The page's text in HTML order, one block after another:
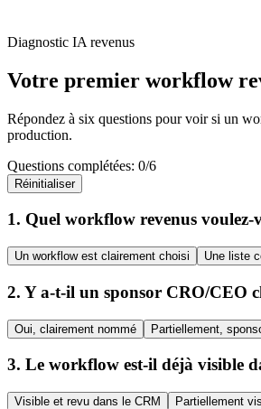
Diagnostic IA revenus
Votre premier workflow
Répondez à six questions pour voir si un
production.
Questions complétées: 0/6
Réinitialiser
1. Quel workflow revenus voulez-
Un workflow est clairement choisi Une liste
2. Y a-t-il un sponsor CRO/CEO
Oui, clairement nommé Partiellement,
3. Le workflow est-il déjà visible
Visible et revu dans le CRM Partiellement